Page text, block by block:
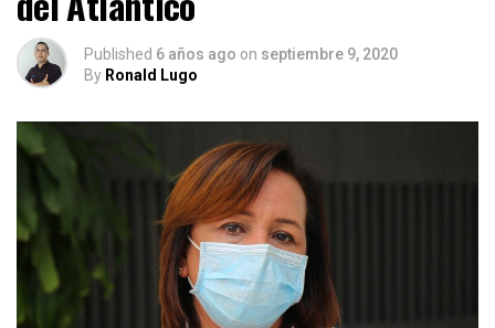
Published 6 años ago on septiembre 9, 2020
By Ronald Lugo